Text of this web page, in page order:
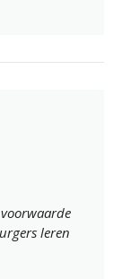
leren